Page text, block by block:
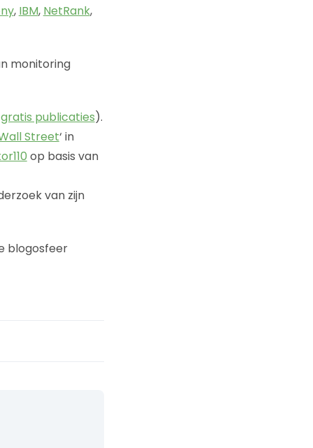
, IBM, NetRank,
monitoring
gratis publicaties).
Street‘ in
op basis van
van zijn
blogosfeer